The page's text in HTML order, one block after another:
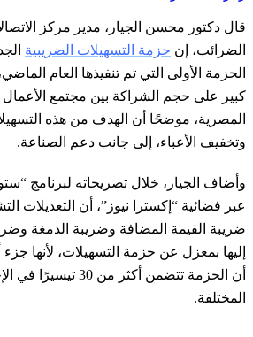
قال دكتور محسن الجيار، مدير مركز
الضرائب، إن حزمة التسهيلات الضريبية
الحزمة الأولى التي تم تنفيذها العام
كبير على حجم الشراكة بين مجتمع
المصرية، موضحًا أن الهدف من هذه
وتخفيف الأعباء، إلى جانب دعم الصناعة.
وأضاف الجيار، خلال تصريحاته لبرنامج
عبر فضائية “إكسترا نيوز”، أن التعديلات
ضريبة القيمة المضافة وضريبة الدمغة
إليها بمعزل عن حزمة التسهيلات، لأنها
أن الحزمة تتضمن أكثر من
المختلفة.